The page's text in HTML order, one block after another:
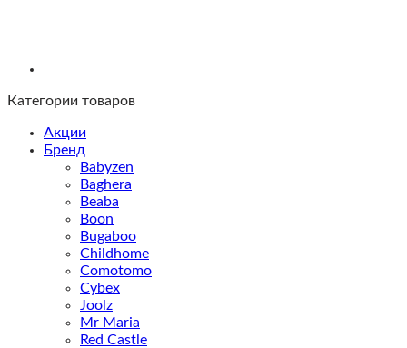
Категории товаров
Акции
Бренд
Babyzen
Baghera
Beaba
Boon
Bugaboo
Childhome
Comotomo
Cybex
Joolz
Mr Maria
Red Castle